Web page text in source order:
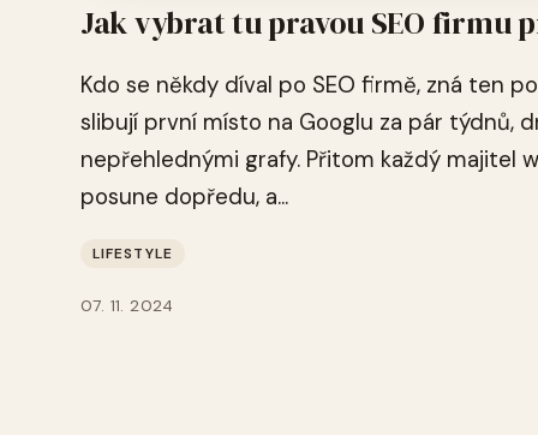
Jak vybrat tu pravou SEO firmu
Kdo se někdy díval po SEO firmě, zná ten
slibují první místo na Googlu za pár týdnů,
nepřehlednými grafy. Přitom každý majitel
posune dopředu, a...
LIFESTYLE
07. 11. 2024